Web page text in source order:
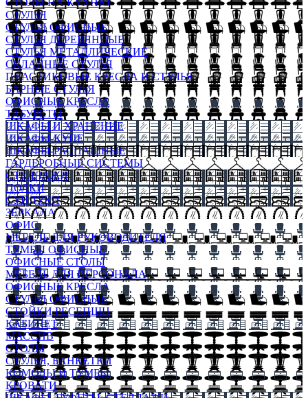
СТОЛЫ НА КУХНЮ
СТУЛЬЯ
СТУЛЬЯ ОФИСНЫЕ
СТУЛЬЯ ДЕРЕВЯННЫЕ
СТУЛЬЯ МЕТАЛЛИЧЕСКИЕ
СКЛАДНЫЕ СТУЛЬЯ
ПЛАСТИКОВЫЕ КРЕСЛА И СТУЛЬЯ
БАРНЫЕ СТУЛЬЯ
ОФИСНЫЕ КРЕСЛА
ТАБУРЕТЫ
ШКАФЫ И ХРАНЕНИЕ
ШКАФЫ-КУПЕ
ШКАФЫ-РАСПАШНЫЕ
ГАРДЕРОБНЫЕ СИСТЕМЫ
СТЕЛЛАЖИ
ПОЛКИ
СУНДУКИ
ЗЕРКАЛА
ОФИС
МЕБЕЛЬ ДЛЯ РУКОВОДИТЕЛЯ
ТУМБЫ ОФИСНЫЕ
ОФИСНЫЕ СТОЛЫ
МЕБЕЛЬ ДЛЯ ПЕРСОНАЛА
ОФИСНЫЕ КРЕСЛА
СТУЛЬЯ ОФИСНЫЕ
СТОЙКИ РЕСЕПШН
КАБИНЕТ
МАССИВ
СТОЛЫ
СТУЛЬЯ, БАНКЕТКИ
КОМОДЫ И ТУМБЫ
КРОВАТИ